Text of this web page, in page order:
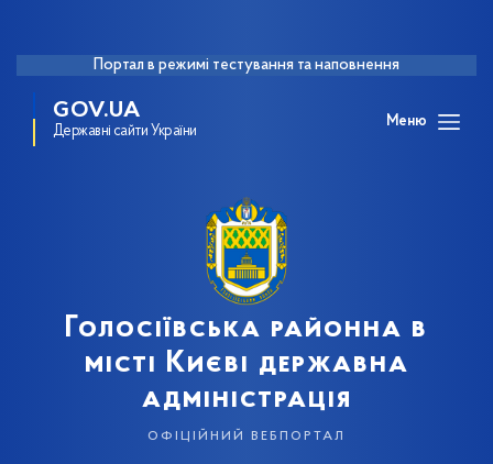
Портал в режимі тестування та наповнення
GOV.UA
Державні сайти України
Меню
Голосіївська районна в
місті Києві державна
адміністрація
офіційний вебпортал